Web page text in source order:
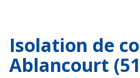
Isolation de
Ablancourt